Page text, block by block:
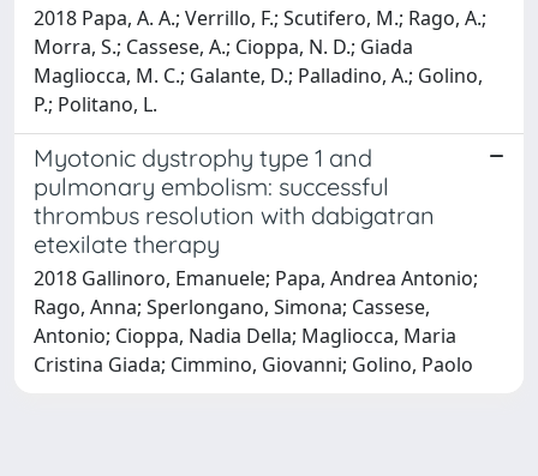
2018 Papa, A. A.; Verrillo, F.; Scutifero, M.; Rago, A.;
Morra, S.; Cassese, A.; Cioppa, N. D.; Giada
Magliocca, M. C.; Galante, D.; Palladino, A.; Golino,
P.; Politano, L.
Myotonic dystrophy type 1 and
pulmonary embolism: successful
thrombus resolution with dabigatran
etexilate therapy
2018 Gallinoro, Emanuele; Papa, Andrea Antonio;
Rago, Anna; Sperlongano, Simona; Cassese,
Antonio; Cioppa, Nadia Della; Magliocca, Maria
Cristina Giada; Cimmino, Giovanni; Golino, Paolo